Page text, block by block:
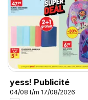
yess! Publicité
04/08 t/m 17/08/2026